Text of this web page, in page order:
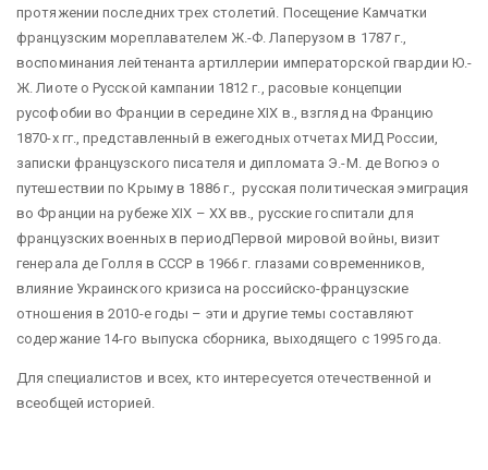
протяжении последних трех столетий. Посещение Камчатки
французским мореплавателем Ж.-Ф. Лаперузом в 1787 г.,
воспоминания лейтенанта артиллерии императорской гвардии Ю.-
Ж. Лиоте о Русской кампании 1812 г., расовые концепции
русофобии во Франции в середине XIX в., взгляд на Францию
1870-х гг., представленный в ежегодных отчетах МИД России,
записки французского писателя и дипломата Э.-М. де Вогюэ о
путешествии по Крыму в 1886 г., русская политическая эмиграция
во Франции на рубеже XIX – XX вв., русские госпитали для
французских военных в периодПервой мировой войны, визит
генерала де Голля в СССР в 1966 г. глазами современников,
влияние Украинского кризиса на российско-французские
отношения в 2010-е годы – эти и другие темы составляют
содержание 14-го выпуска сборника, выходящего с 1995 года.
Для специалистов и всех, кто интересуется отечественной и
всеобщей историей.